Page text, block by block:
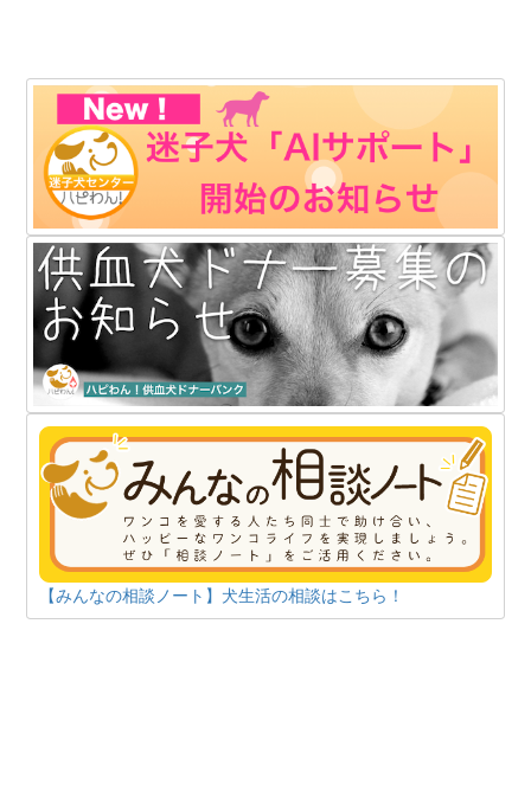
【みんなの相談ノート】犬生活の相談はこちら！